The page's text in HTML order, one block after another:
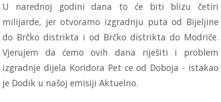
U narednoj godini dana to će biti blizu četiri
milijarde, jer otvoramo izgradnju puta od Bijeljine
do Brčko distrikta i od Brčko distrikta do Modriče.
Vjerujem da ćemo ovih dana riješiti i problem
izgradnje dijela Koridora Pet ce od Doboja - istakao
je Dodik u našoj emisiji Aktuelno.